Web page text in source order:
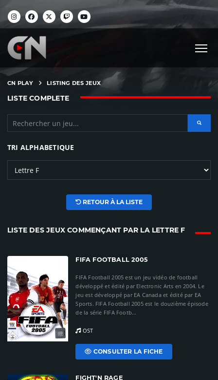
CN PLAY LISTING DES JEUX
LISTE COMPLETE
TRI ALPHABETIQUE
RETOUR À LA LISTE
LISTE DES JEUX COMMENÇANT PAR LA LETTRE F
FIFA FOOTBALL 2005
FIFA Football 2005 est un jeu vidéo de football
développé et édité par Electronic Arts en 2004. Le
jeu est développé par EA Canada et édité par EA
Sports. FIFA Football 2005 est le douzième épisode
de la série FIFA Footb...
OST
CONSULTER LA FICHE
FIGHT'N RAGE